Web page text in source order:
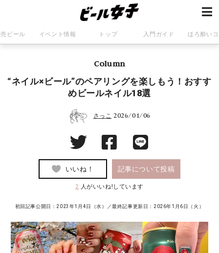
ビール イベント情報 トップ 入門ガイド ほろ酔い
Column
“ネイル×ビール”のペアリングを楽しもう！おすす
めビールネイル18選
さっこ 2026/01/06
いいね！ 記事について投稿
2 人がいいね!しています
初回記事公開日：2023年1月4日（水）／最終記事更新日： 2026年1月6日（火）